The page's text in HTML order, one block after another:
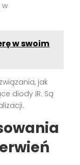
w
w swoim
jak
diody IR. Są